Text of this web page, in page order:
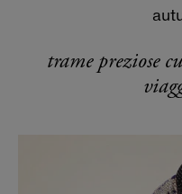
trame preziose